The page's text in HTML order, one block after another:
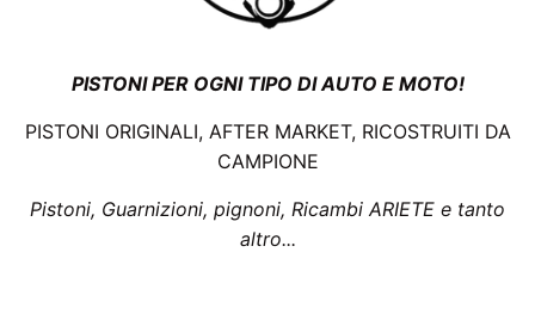
PISTONI PER OGNI TIPO DI AUTO E MOTO!
PISTONI ORIGINALI, AFTER MARKET, RICOSTRUITI DA
CAMPIONE
Pistoni, Guarnizioni, pignoni, Ricambi ARIETE e tanto
altro...